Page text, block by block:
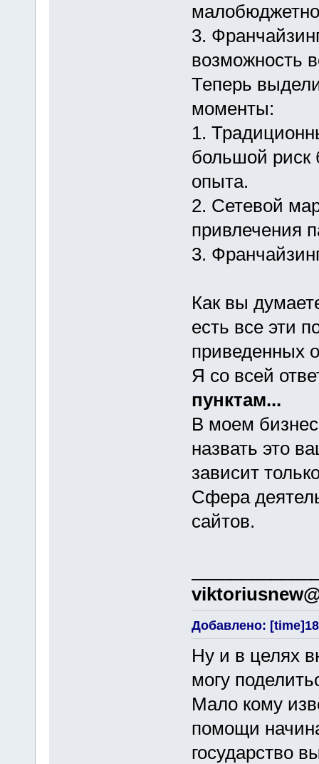
3.
возможность
Теперь
моменты:
1.
большой риск
опыта.
2. Сетевой
привлечения
3.
Как вы
есть все эти
приведенных
Я со всей
пунктам...
В моем
назвать это
зависит
Сфера
сайтов.
Добавлено:
Ну и в целях
могу
Мало кому
помощи
государство